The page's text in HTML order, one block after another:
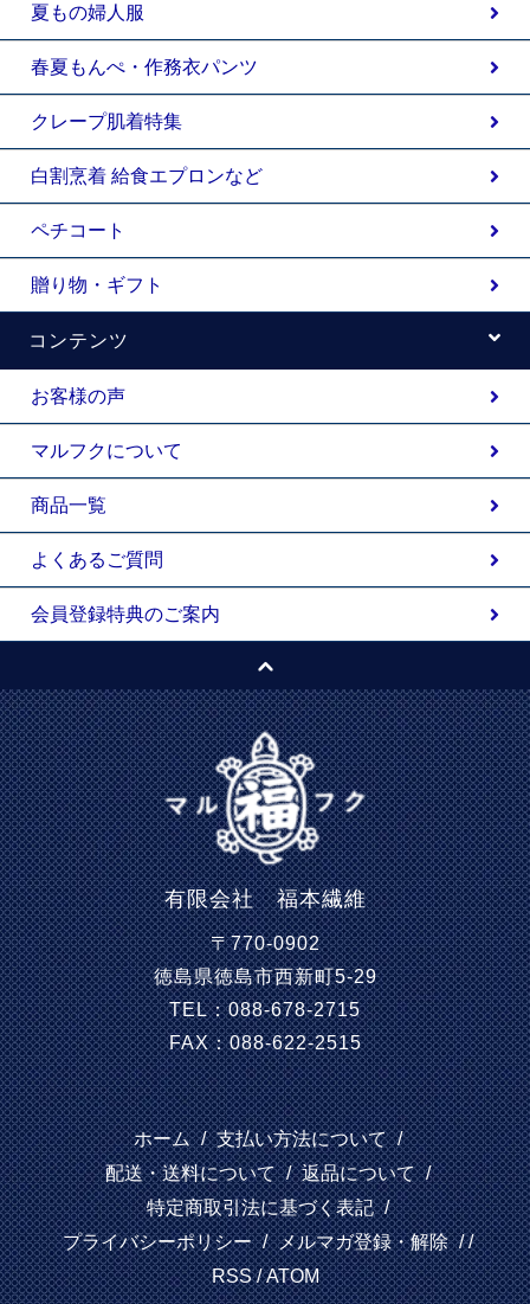
夏もの婦人服
春夏もんぺ・作務衣パンツ
クレープ肌着特集
白割烹着 給食エプロンなど
ペチコート
贈り物・ギフト
コンテンツ
お客様の声
マルフクについて
商品一覧
よくあるご質問
会員登録特典のご案内
有限会社 福本繊維
〒770-0902
徳島県徳島市西新町5-29
TEL：088-678-2715
FAX：088-622-2515
ホーム / 支払い方法について /
配送・送料について / 返品について /
特定商取引法に基づく表記 /
プライバシーポリシー / メルマガ登録・解除 / /
RSS/ATOM